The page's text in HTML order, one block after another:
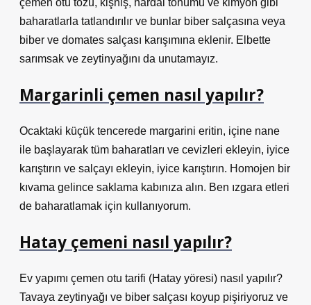
çemen otu tozu, kişniş, hardal tohumu ve kimyon gibi
baharatlarla tatlandırılır ve bunlar biber salçasına veya
biber ve domates salçası karışımına eklenir. Elbette
sarımsak ve zeytinyağını da unutamayız.
Margarinli çemen nasıl yapılır?
Ocaktaki küçük tencerede margarini eritin, içine nane
ile başlayarak tüm baharatları ve cevizleri ekleyin, iyice
karıştırın ve salçayı ekleyin, iyice karıştırın. Homojen bir
kıvama gelince saklama kabınıza alın. Ben ızgara etleri
de baharatlamak için kullanıyorum.
Hatay çemeni nasıl yapılır?
Ev yapımı çemen otu tarifi (Hatay yöresi) nasıl yapılır?
Tavaya zeytinyağı ve biber salçası koyup pişiriyoruz ve